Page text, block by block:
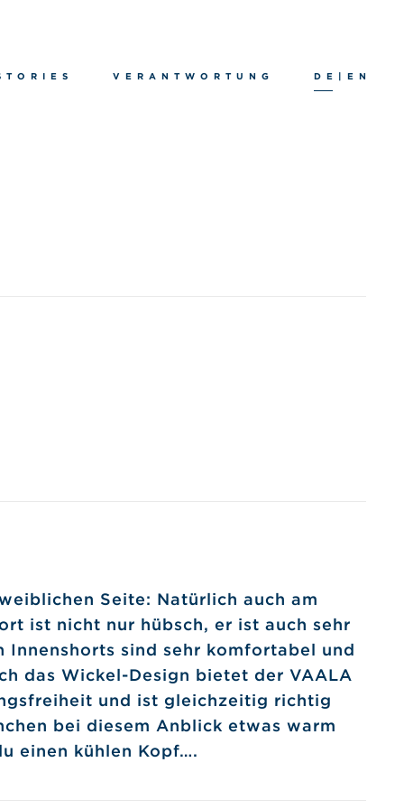
VERANTWORTUNG DE | EN
Seite: Natürlich auch am
ist nicht nur hübsch, er ist auch sehr
sind sehr komfortabel und
das Wickel-Design bietet der VAALA
und ist gleichzeitig richtig
bei diesem Anblick etwas warm
einen kühlen Kopf….